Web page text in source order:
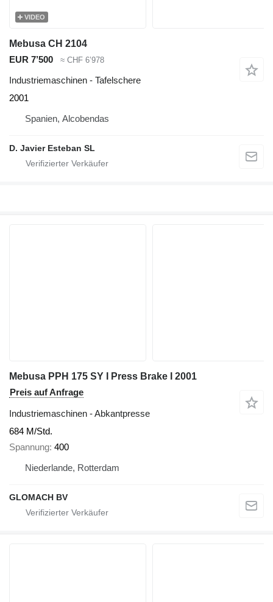
VIDEO
Mebusa CH 2104
EUR 7’500
≈ CHF 6’978
Industriemaschinen - Tafelschere
2001
Spanien, Alcobendas
D. Javier Esteban SL
Mebusa PPH 175 SY I Press Brake I 2001
Preis auf Anfrage
Industriemaschinen - Abkantpresse
684 M/Std.
Spannung 400
Niederlande, Rotterdam
GLOMACH BV